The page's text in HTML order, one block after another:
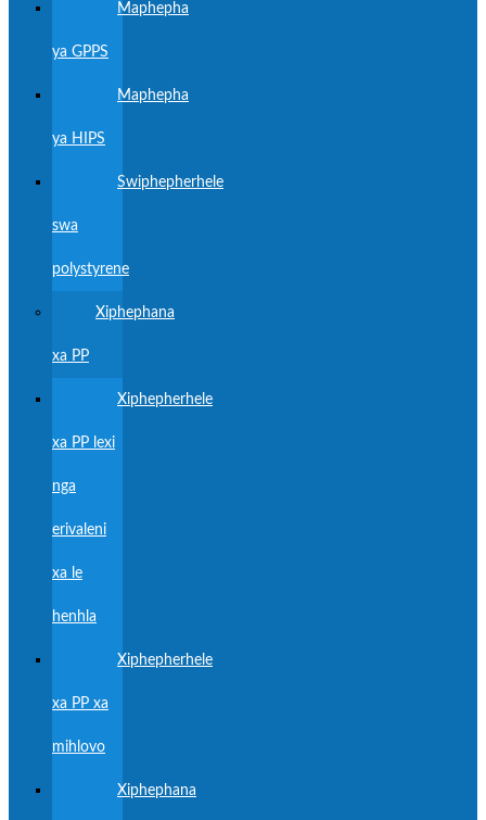
Maphepha
ya GPPS
Maphepha
ya HIPS
Swiphepherhele
swa
polystyrene
Xiphephana
xa PP
Xiphepherhele
xa PP lexi
nga
erivaleni
xa le
henhla
Xiphepherhele
xa PP xa
mihlovo
Xiphephana